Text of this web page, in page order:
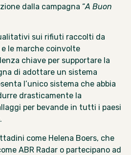
dalla campagna “A Buon
sui rifiuti raccolti da
le marche coinvolte
chiave per supportare la
di adottare un sistema
l’unico sistema che abbia
drasticamente la
per bevande in tutti i paesi
.
come Helena Boers, che
ABR Radar o partecipano ad